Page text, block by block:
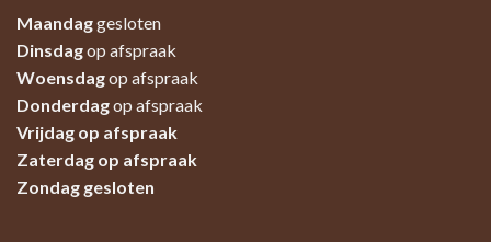
Maandaggesloten
Dinsdagop afspraak
Woensdagop afspraak
Donderdagop afspraak
Vrijdag op afspraak
Zaterdag op afspraak
Zondag gesloten